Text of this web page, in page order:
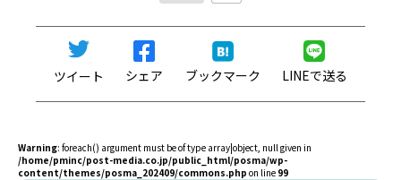
ツイート シェア ブックマーク LINEで送る
Warning: foreach() argument must be of type array|object, null given in
/home/pminc/post-media.co.jp/public_html/posma/wp-
content/themes/posma_202409/commons.php on line 99